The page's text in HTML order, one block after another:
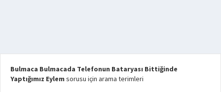
Bulmaca Bulmacada Telefonun Bataryası Bittiğinde
Yaptığımız Eylem sorusu için arama terimleri